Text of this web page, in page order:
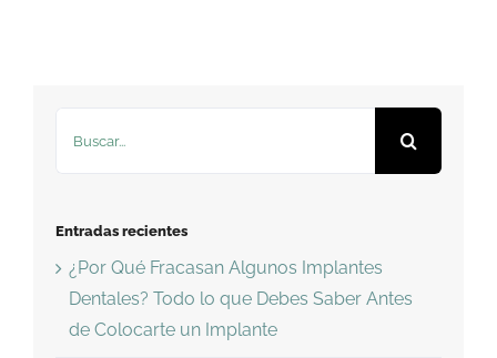
Entradas recientes
¿Por Qué Fracasan Algunos Implantes
Dentales? Todo lo que Debes Saber Antes
de Colocarte un Implante